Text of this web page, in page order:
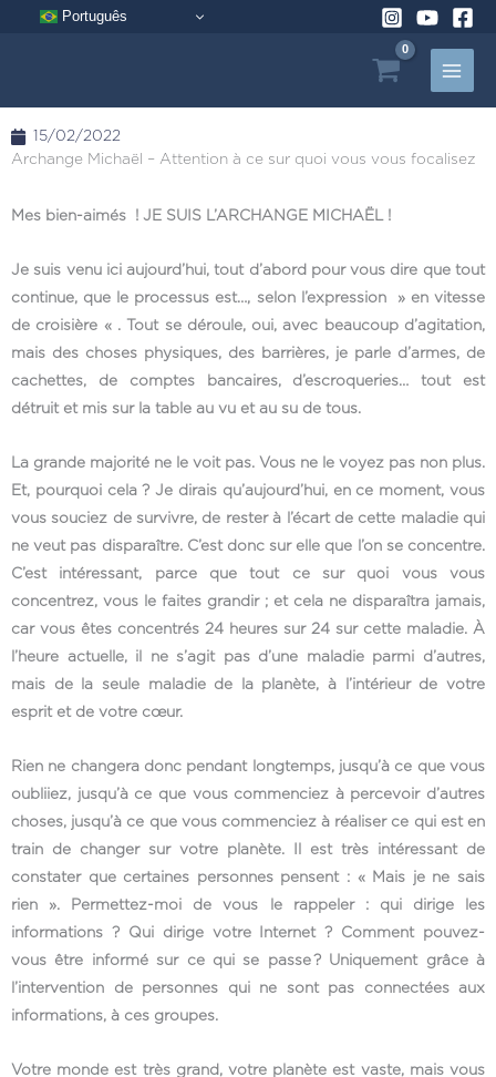
Português
15/02/2022
Archange Michaël – Attention à ce sur quoi vous vous focalisez
Mes bien-aimés ! JE SUIS L’ARCHANGE MICHAËL !
Je suis venu ici aujourd’hui, tout d’abord pour vous dire que tout
continue, que le processus est…, selon l’expression » en vitesse
de croisière « . Tout se déroule, oui, avec beaucoup d’agitation,
mais des choses physiques, des barrières, je parle d’armes, de
cachettes, de comptes bancaires, d’escroqueries… tout est
détruit et mis sur la table au vu et au su de tous.
La grande majorité ne le voit pas. Vous ne le voyez pas non plus.
Et, pourquoi cela ? Je dirais qu’aujourd’hui, en ce moment, vous
vous souciez de survivre, de rester à l’écart de cette maladie qui
ne veut pas disparaître. C’est donc sur elle que l’on se concentre.
C’est intéressant, parce que tout ce sur quoi vous vous
concentrez, vous le faites grandir ; et cela ne disparaîtra jamais,
car vous êtes concentrés 24 heures sur 24 sur cette maladie. À
l’heure actuelle, il ne s’agit pas d’une maladie parmi d’autres,
mais de la seule maladie de la planète, à l’intérieur de votre
esprit et de votre cœur.
Rien ne changera donc pendant longtemps, jusqu’à ce que vous
oubliiez, jusqu’à ce que vous commenciez à percevoir d’autres
choses, jusqu’à ce que vous commenciez à réaliser ce qui est en
train de changer sur votre planète. Il est très intéressant de
constater que certaines personnes pensent : « Mais je ne sais
rien ». Permettez-moi de vous le rappeler : qui dirige les
informations ? Qui dirige votre Internet ? Comment pouvez-
vous être informé sur ce qui se passe ? Uniquement grâce à
l’intervention de personnes qui ne sont pas connectées aux
informations, à ces groupes.
Votre monde est très grand, votre planète est vaste, mais vous